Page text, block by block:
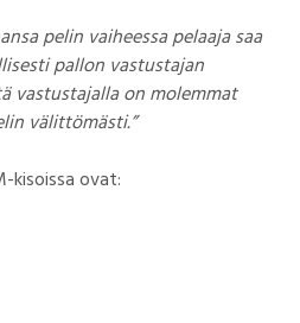
pelin vaiheessa pelaaja saa
pallon vastustajan
vastustajalla on molemmat
välittömästi.”
kisoissa ovat: